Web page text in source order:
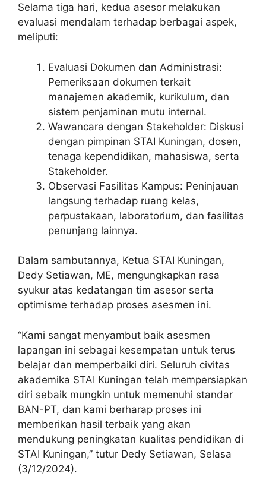
Selama tiga hari, kedua asesor melakukan
evaluasi mendalam terhadap berbagai aspek,
meliputi:
Evaluasi Dokumen dan Administrasi:
Pemeriksaan dokumen terkait
manajemen akademik, kurikulum, dan
sistem penjaminan mutu internal.
Wawancara dengan Stakeholder: Diskusi
dengan pimpinan STAI Kuningan, dosen,
tenaga kependidikan, mahasiswa, serta
Stakeholder.
Observasi Fasilitas Kampus: Peninjauan
langsung terhadap ruang kelas,
perpustakaan, laboratorium, dan fasilitas
penunjang lainnya.
Dalam sambutannya, Ketua STAI Kuningan,
Dedy Setiawan, ME, mengungkapkan rasa
syukur atas kedatangan tim asesor serta
optimisme terhadap proses asesmen ini.
“Kami sangat menyambut baik asesmen
lapangan ini sebagai kesempatan untuk terus
belajar dan memperbaiki diri. Seluruh civitas
akademika STAI Kuningan telah mempersiapkan
diri sebaik mungkin untuk memenuhi standar
BAN-PT, dan kami berharap proses ini
memberikan hasil terbaik yang akan
mendukung peningkatan kualitas pendidikan di
STAI Kuningan,” tutur Dedy Setiawan, Selasa
(3/12/2024).